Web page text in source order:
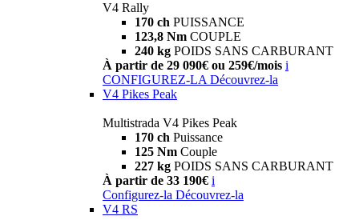
V4 Rally
170 ch PUISSANCE
123,8 Nm COUPLE
240 kg POIDS SANS CARBURANT
À partir de 29 090€ ou 259€/mois i
CONFIGUREZ-LA Découvrez-la
V4 Pikes Peak
Multistrada V4 Pikes Peak
170 ch Puissance
125 Nm Couple
227 kg POIDS SANS CARBURANT
À partir de 33 190€ i
Configurez-la Découvrez-la
V4 RS